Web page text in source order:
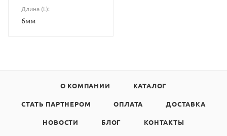
Длина (L):
6мм
О КОМПАНИИ КАТАЛОГ
СТАТЬ ПАРТНЕРОМ ОПЛАТА ДОСТАВКА
НОВОСТИ БЛОГ КОНТАКТЫ